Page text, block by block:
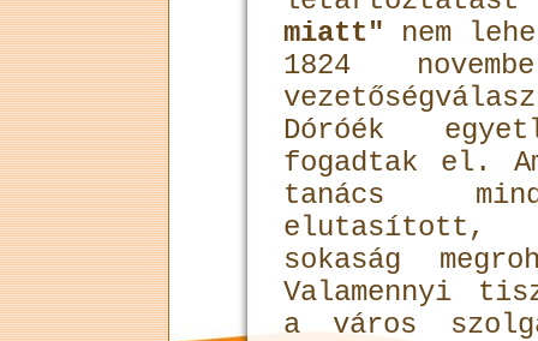
miatt" nem
1824
Dóróék
fogadtak el.
tanács
elutasított,
sokaság
Valamennyi
a város